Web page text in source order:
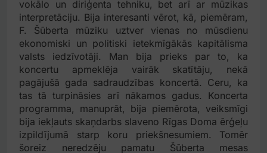
vokālo un diriģenta tehniku, bet arī ar mūzikas
interpretāciju. Bija interesanti vērot, kā, piemēram,
F. Šūberta mūziku uztver vienas no mūsdienu
ekonomiski un politiski ietekmīgākās kapitālisma
valsts iedzīvotāji. Man bija prieks par to, ka
koncertu apmeklēja vairāk skatītāju, nekā
pagājušā gada sadraudzības koncertā. Ceru, ka
tas tā turpināsies arī nākamos gadus. Koncerta
programma, manuprāt, bija piemērota, veiksmīgi
bija iekļauts skaņdarbs slaveno Rīgas Doma ērģeļu
izpildījumā starp koru priekšnesumiem. Tomēr
šoreiz neredzēju pamatu Šūberta mesas